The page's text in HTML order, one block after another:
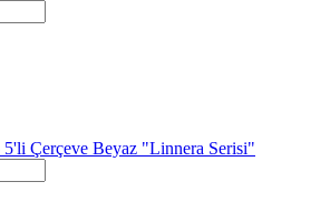
Çerçeve Beyaz "Linnera Serisi"